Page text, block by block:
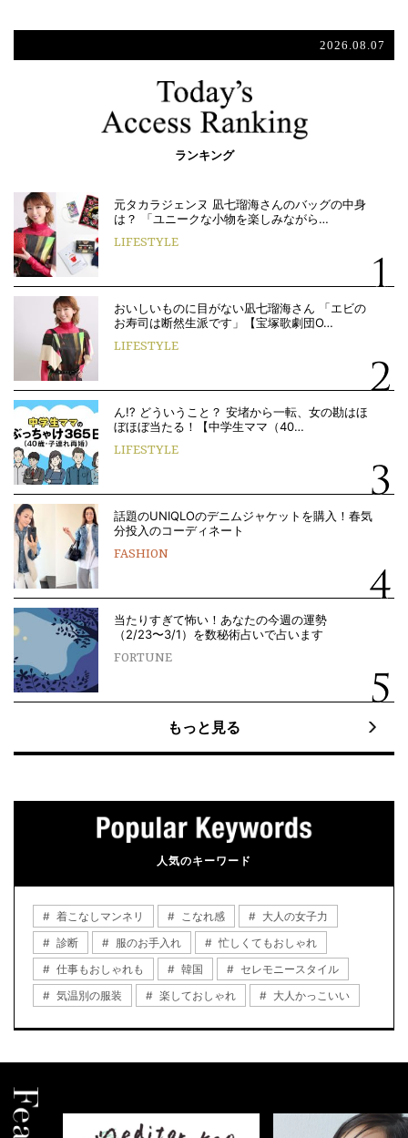
2026.08.07
ランキング
元タカラジェンヌ 凪七瑠海さんのバッグの中身
は？ 「ユニークな小物を楽しみながら…
LIFESTYLE
おいしいものに目がない凪七瑠海さん 「エビの
お寿司は断然生派です」【宝塚歌劇団O…
LIFESTYLE
ん!? どういうこと？ 安堵から一転、女の勘はほ
ぼほぼ当たる！【中学生ママ（40…
LIFESTYLE
話題のUNIQLOのデニムジャケットを購入！春気
分投入のコーディネート
FASHION
当たりすぎて怖い！あなたの今週の運勢
（2/23〜3/1）を数秘術占いで占います
FORTUNE
もっと見る
人気のキーワード
着こなしマンネリ こなれ感
大人の女子力
診断
服のお手入れ
忙しくてもおしゃれ
仕事もおしゃれも
韓国
セレモニースタイル
気温別の服装
楽しておしゃれ 大人かっこいい